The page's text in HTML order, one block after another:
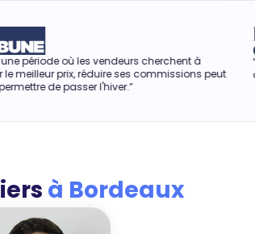
les vendeurs cherchent à
réduire ses commissions peut
l'hiver.”
“Rendre fluide
d'achat est le
à Bordeaux